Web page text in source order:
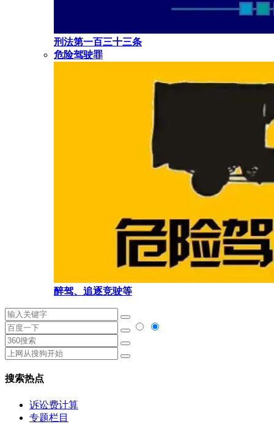
刑法第一百三十三条
危险驾驶罪
醉驾、追逐竞驶等
搜索热点
诉讼费计算
专题栏目